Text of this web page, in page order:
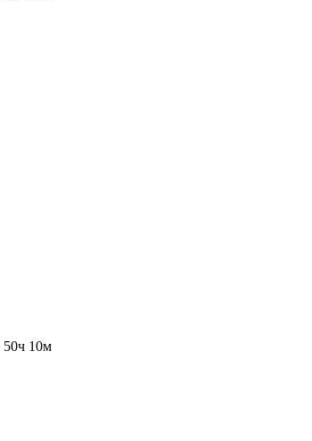
50ч 10м